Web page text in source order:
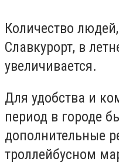
Количество
Славкурорт, в
увеличивается.
Для удобства и
период в городе
дополнительные
троллейбусном